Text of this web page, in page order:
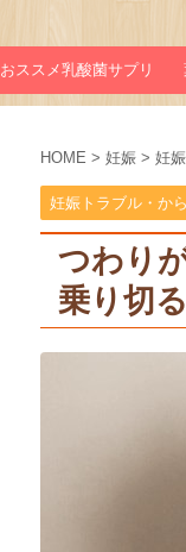
おススメ乳酸菌サプリ
HOME > 妊娠 > 妊
妊娠トラブル・か
つわり
乗り切